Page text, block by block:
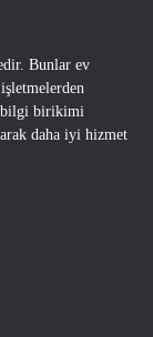
Bunlar ev
bilgi birikimi
daha iyi hizmet